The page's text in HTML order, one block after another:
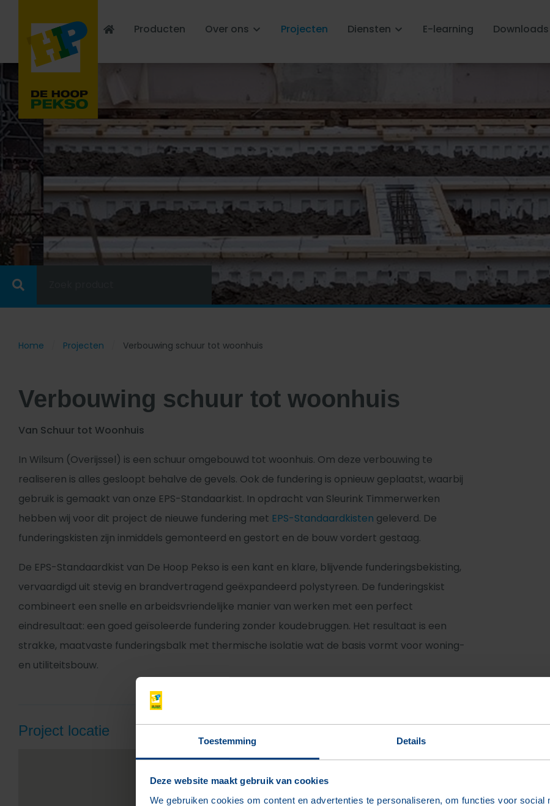
Toestemming Details
Deze website maakt gebruik van cookies
We gebruiken cookies om content en advertenties te personaliseren, om functies voor social
Producten Over ons Projecten Diensten E-learning Downloads
Home Projecten Verbouwing schuur tot woonhuis
Verbouwing schuur tot woonhuis
Van Schuur tot Woonhuis
In Wilsum (Overijssel) is een schuur omgebouwd tot woonhuis. Om deze verbouwing te
realiseren is alles gesloopt behalve de gevels. Ook de fundering is opnieuw geplaatst, waarbij
gebruik is gemaakt van onze EPS-Standaarkist. In opdracht van Sleurink Timmerwerken
hebben wij voor dit project de nieuwe fundering met EPS-Standaardkisten geleverd. De
funderingskisten zijn inmiddels gemonteerd en gestort en de bouw vordert gestaag.
De EPS-Standaardkist van De Hoop Pekso is een kant en klare, blijvende funderingsbekisting,
vervaardigd uit stevig en brandvertragend geëxpandeerd polystyreen. De funderingskist
combineert een snelle en arbeidsvriendelijke manier van werken met een perfect
eindresultaat: een goed geïsoleerde fundering zonder koudebruggen. Het resultaat is een
strakke, maatvaste funderingsbalk met thermische isolatie wat de basis vormt voor woning-
en utiliteitsbouw.
Project locatie